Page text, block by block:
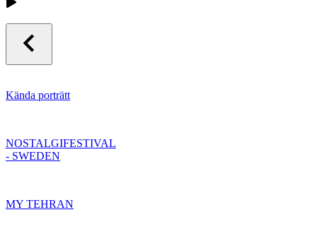
Kända porträtt
NOSTALGIFESTIVAL
- SWEDEN
MY TEHRAN